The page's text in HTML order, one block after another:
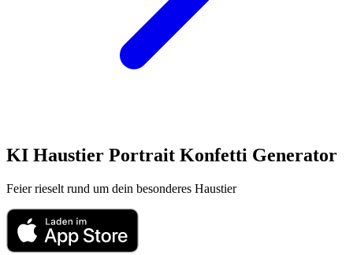
KI Haustier Portrait Konfetti Generator
Feier rieselt rund um dein besonderes Haustier